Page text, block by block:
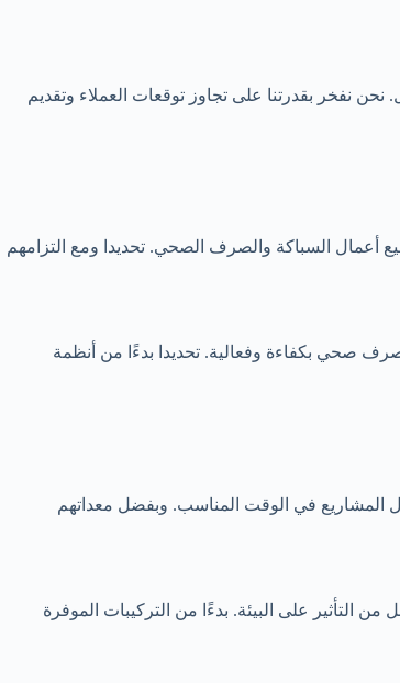
نفخر بقدرتنا على تجاوز توقعات العملاء وتقديم
أعمال السباكة والصرف الصحي. تحديدا ومع التزامهم
صحي بكفاءة وفعالية. تحديدا بدءًا من أنظمة
المشاريع في الوقت المناسب. وبفضل معداتهم
التأثير على البيئة. بدءًا من التركيبات الموفرة